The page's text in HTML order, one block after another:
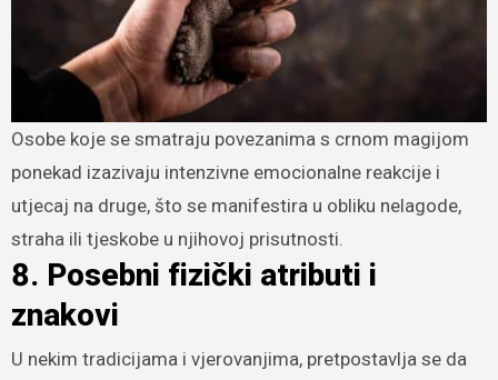
Osobe koje se smatraju povezanima s crnom magijom
ponekad izazivaju intenzivne emocionalne reakcije i
utjecaj na druge, što se manifestira u obliku nelagode,
straha ili tjeskobe u njihovoj prisutnosti.
8. Posebni fizički atributi i
znakovi
U nekim tradicijama i vjerovanjima, pretpostavlja se da